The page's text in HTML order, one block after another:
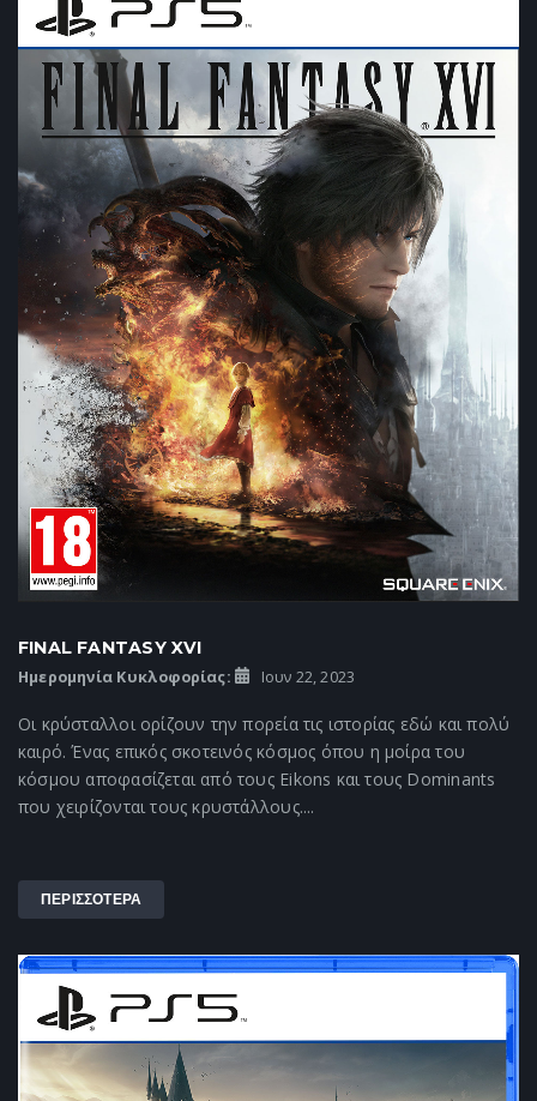
FINAL FANTASY XVI
Ημερομηνία Κυκλοφορίας: Ιουν 22, 2023
Οι κρύσταλλοι ορίζουν την πορεία τις ιστορίας εδώ και πολύ
καιρό. Ένας επικός σκοτεινός κόσμος όπου η μοίρα του
κόσμου αποφασίζεται από τους Eikons και τους Dominants
που χειρίζονται τους κρυστάλλους....
ΠΕΡΙΣΣΟΤΕΡΑ